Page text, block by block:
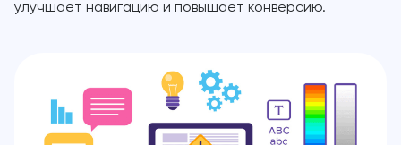
улучшает навигацию и повышает конверсию.